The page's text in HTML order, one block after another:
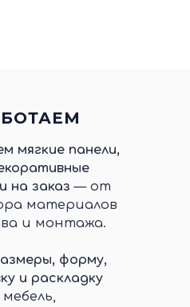
мягкие панели,
на заказ — от
материалов
и монтажа.
форму,
и раскладку